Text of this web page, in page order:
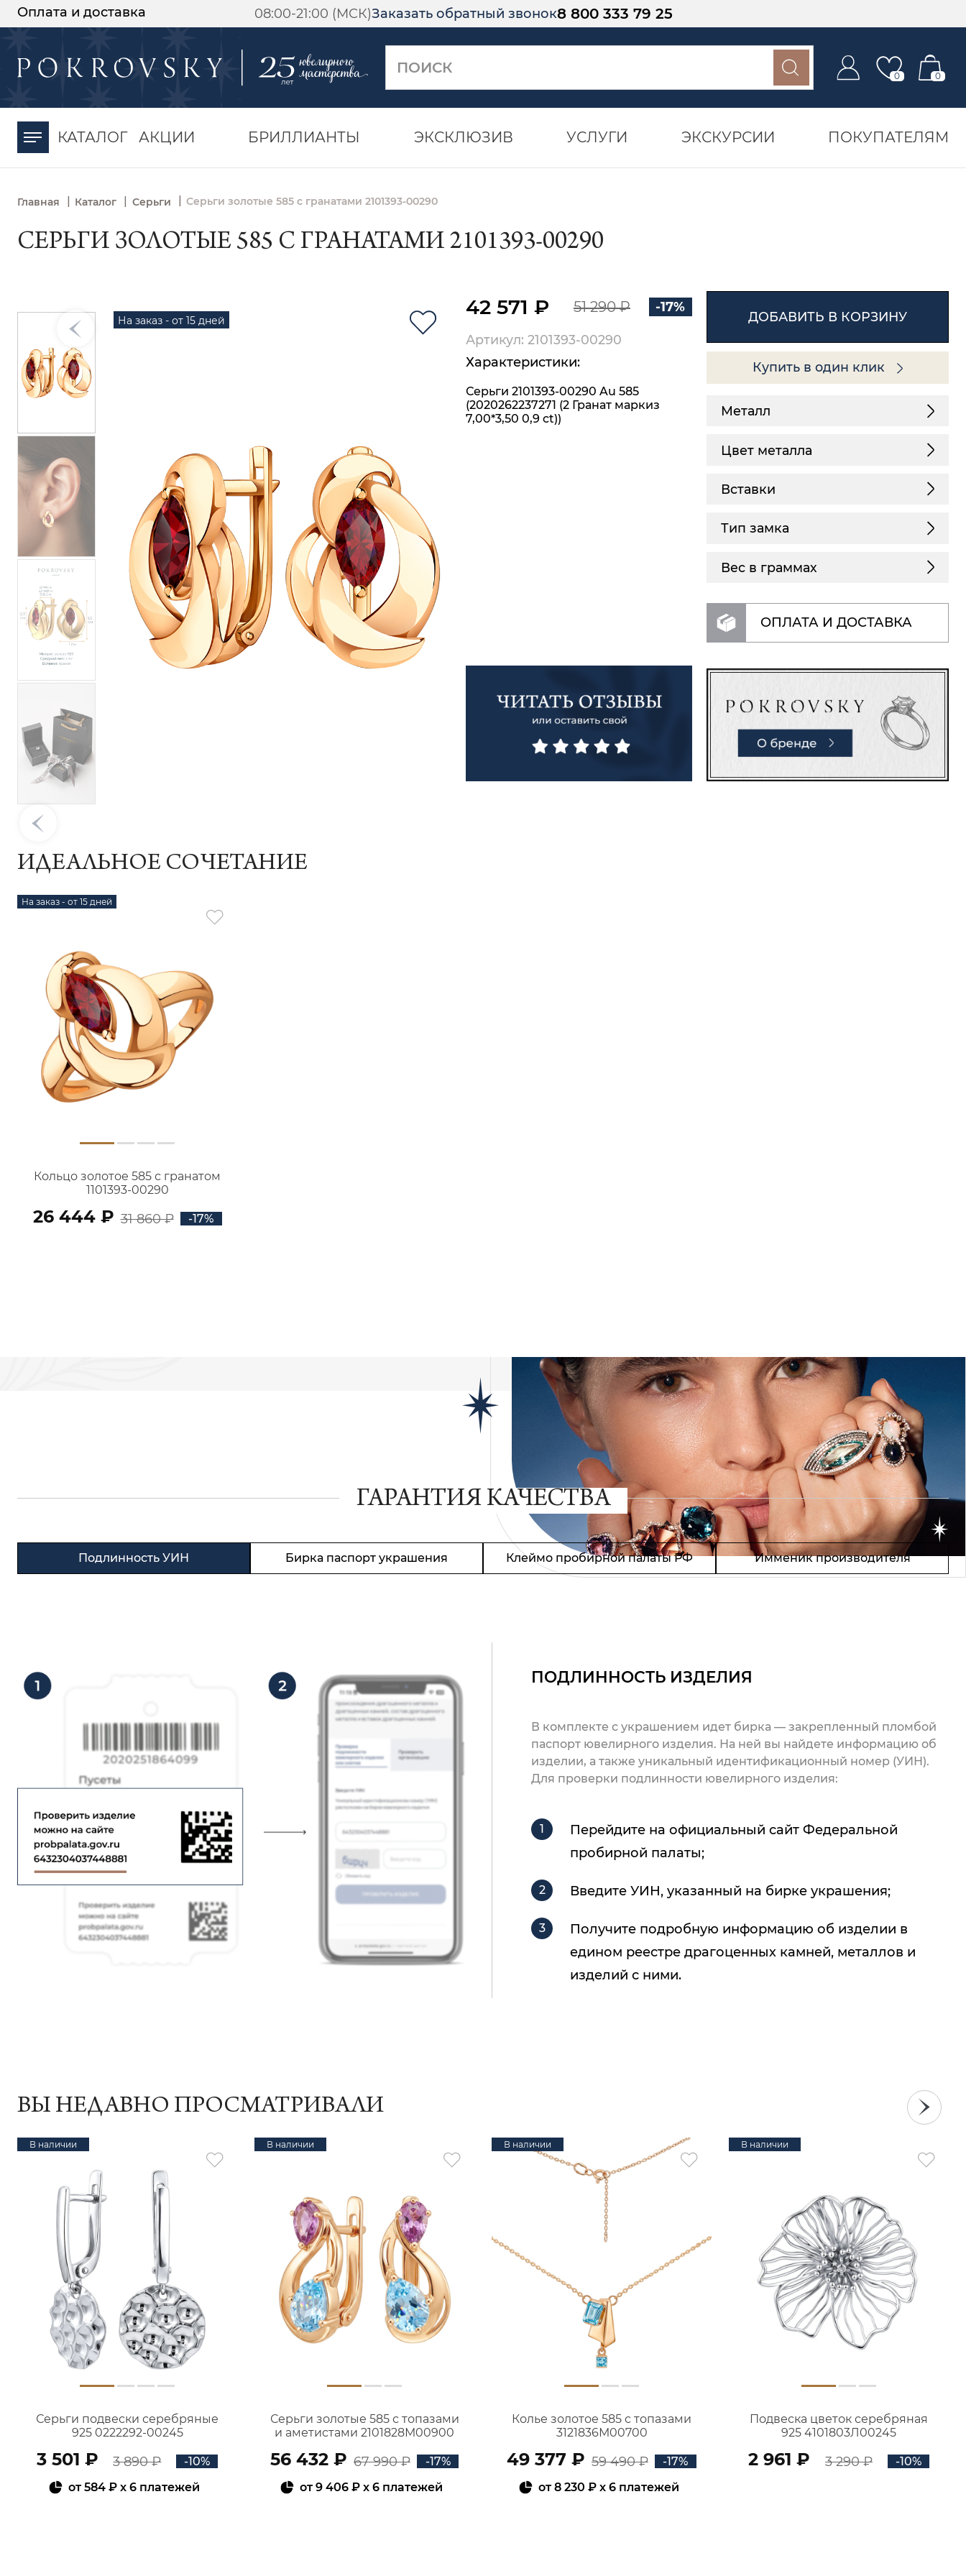
Оплата и доставка 08:00-21:00 (МСК)Заказать обратный звонок8 800 333 79 25
0 0
КАТАЛОГ АКЦИИ БРИЛЛИАНТЫ ЭКСКЛЮЗИВ УСЛУГИ ЭКСКУРСИИ ПОКУПАТЕЛЯМ
Главная | Каталог | Серьги Серьги золотые 585 с гранатами 2101393-00290
СЕРЬГИ ЗОЛОТЫЕ 585 С ГРАНАТАМИ 2101393-00290
На заказ - от 15 дней
42 571 ₽ 51 290 ₽ -17%
Артикул: 2101393-00290
Характеристики:
Серьги 2101393-00290 Au 585
(2020262237271 (2 Гранат маркиз
7,00*3,50 0,9 ct))
ДОБАВИТЬ В КОРЗИНУ
Купить в один клик
Металл
Цвет металла
Вставки
Тип замка
Вес в граммах
ОПЛАТА И ДОСТАВКА
ИДЕАЛЬНОЕ СОЧЕТАНИЕ
На заказ - от 15 дней
Кольцо золотое 585 с гранатом
1101393-00290
26 444 ₽ 31 860 ₽ -17%
ГАРАНТИЯ КАЧЕСТВА
Подлинность УИН Бирка паспорт украшения Клеймо пробирной палаты РФ Имменик производителя
ПОДЛИННОСТЬ ИЗДЕЛИЯ
В комплекте с украшением идет бирка — закрепленный пломбой
паспорт ювелирного изделия. На ней вы найдете информацию об
изделии, а также уникальный идентификационный номер (УИН).
Для проверки подлинности ювелирного изделия:
Перейдите на официальный сайт Федеральной
пробирной палаты;
Введите УИН, указанный на бирке украшения;
Получите подробную информацию об изделии в
едином реестре драгоценных камней, металлов и
изделий с ними.
ВЫ НЕДАВНО ПРОСМАТРИВАЛИ
В наличии
Серьги подвески серебряные
925 0222292-00245
3 501 ₽ 3 890 ₽
-10%
от584 ₽ x 6 платежей
В наличии
Серьги золотые 585 с топазами
и аметистами 2101828М00900
56 432 ₽ 67 990 ₽
-17%
от9 406 ₽ x 6 платежей
В наличии
Колье золотое 585 с топазами
3121836М00700
49 377 ₽ 59 490 ₽
-17%
от8 230 ₽x 6 платежей
В наличии
Подвеска цветок серебряная
925 4101803Л00245
2 961 ₽ 3 290 ₽ -10%
-30%
момента оплаты